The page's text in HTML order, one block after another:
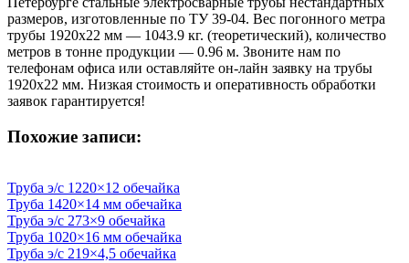
размеров, изготовленные по ТУ 39-04. Вес погонного метра
трубы 1920х22 мм — 1043.9 кг. (теоретический), количество
метров в тонне продукции — 0.96 м. Звоните нам по
телефонам офиса или оставляйте он-лайн заявку на трубы
1920х22 мм. Низкая стоимость и оперативность обработки
заявок гарантируется!
Похожие записи:
Труба э/c 1220×12 обечайка
Труба 1420×14 мм обечайка
Труба э/c 273×9 обечайка
Труба 1020×16 мм обечайка
Труба э/c 219×4,5 обечайка